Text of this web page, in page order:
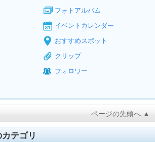
フォトアルバム
イベントカレンダー
おすすめスポット
クリップ
フォロワー
ページの先頭へ ▲
テゴリ